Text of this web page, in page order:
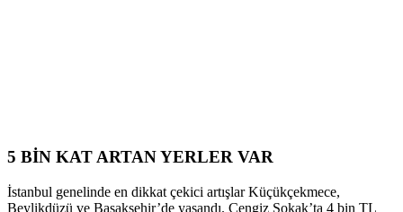
5 BİN KAT ARTAN YERLER VAR
İstanbul genelinde en dikkat çekici artışlar Küçükçekmece,
Beylikdüzü ve Başakşehir’de yaşandı. Cengiz Sokak’ta 4 bin TL